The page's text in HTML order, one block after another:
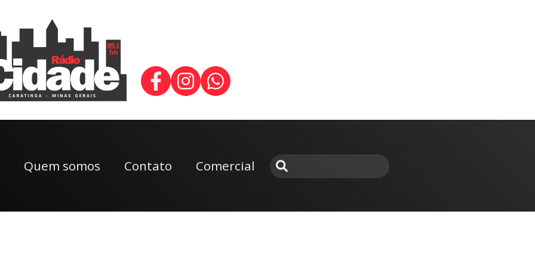
Quem somos Contato Comercial